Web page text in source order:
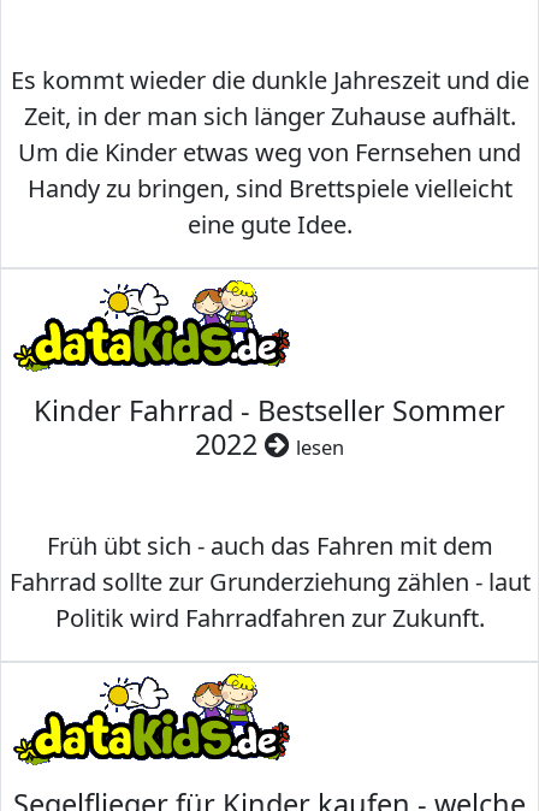
Es kommt wieder die dunkle Jahreszeit und die
Zeit, in der man sich länger Zuhause aufhält.
Um die Kinder etwas weg von Fernsehen und
Handy zu bringen, sind Brettspiele vielleicht
eine gute Idee.
Kinder Fahrrad - Bestseller Sommer
2022
lesen
Früh übt sich - auch das Fahren mit dem
Fahrrad sollte zur Grunderziehung zählen - laut
Politik wird Fahrradfahren zur Zukunft.